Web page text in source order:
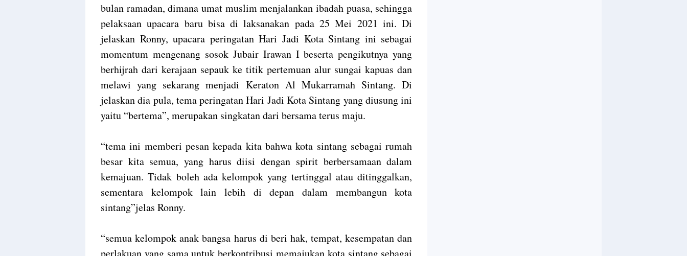
bulan ramadan, dimana umat muslim menjalankan ibadah puasa, sehingga
pelaksaan upacara baru bisa di laksanakan pada 25 Mei 2021 ini. Di
jelaskan Ronny, upacara peringatan Hari Jadi Kota Sintang ini sebagai
momentum mengenang sosok Jubair Irawan I beserta pengikutnya yang
berhijrah dari kerajaan sepauk ke titik pertemuan alur sungai kapuas dan
melawi yang sekarang menjadi Keraton Al Mukarramah Sintang. Di
jelaskan dia pula, tema peringatan Hari Jadi Kota Sintang yang diusung ini
yaitu “bertema”, merupakan singkatan dari bersama terus maju.
“tema ini memberi pesan kepada kita bahwa kota sintang sebagai rumah
besar kita semua, yang harus diisi dengan spirit berbersamaan dalam
kemajuan. Tidak boleh ada kelompok yang tertinggal atau ditinggalkan,
sementara kelompok lain lebih di depan dalam membangun kota
sintang”jelas Ronny.
“semua kelompok anak bangsa harus di beri hak, tempat, kesempatan dan
perlakuan yang sama untuk berkontribusi memajukan kota sintang sebagai